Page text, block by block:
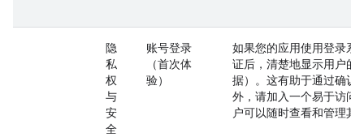
隐
私
权
与
安
全
账号登录
（首次体
验）
如果您的应用使用登录系
证后，清楚地显示用户的
据）。这有助于通过确认
外，请加入一个易于访问
户可以随时查看和管理其